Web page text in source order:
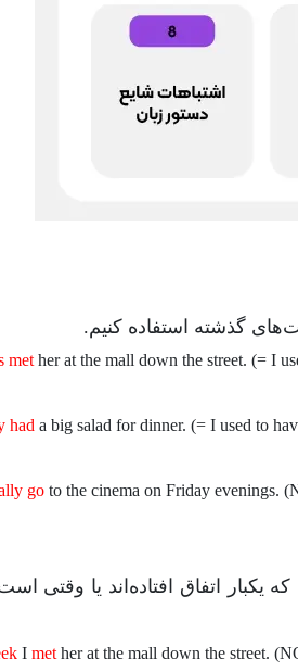
گذشته استفاده کنیم.
met her at the mall down the street. (= I
had a big salad for dinner. (= I used to
go to the cinema on Friday evenings.
یکبار اتفاق افتاده‌اند یا وقتی
I met her at the mall down the street.